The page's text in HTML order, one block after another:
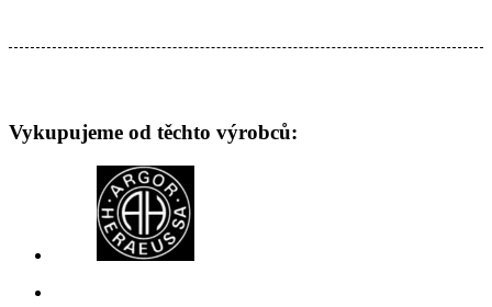
Vykupujeme od těchto výrobců: